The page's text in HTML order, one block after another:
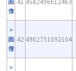
像
画
像
42 4902751092104